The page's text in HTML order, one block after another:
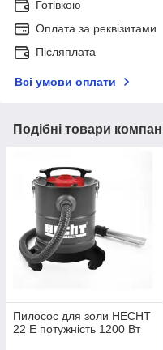
Готівкою
Оплата за реквізитами
Післяплата
Всі умови оплати
Подібні товари
Пилосос для золи HECHT
22 E потужність 1200 Вт